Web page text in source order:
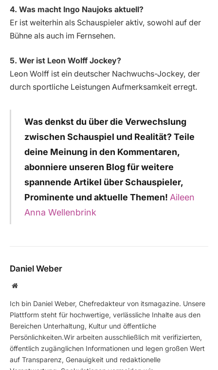
4. Was macht Ingo Naujoks aktuell?
Er ist weiterhin als Schauspieler aktiv, sowohl auf der
Bühne als auch im Fernsehen.
5. Wer ist Leon Wolff Jockey?
Leon Wolff ist ein deutscher Nachwuchs-Jockey, der
durch sportliche Leistungen Aufmerksamkeit erregt.
Was denkst du über die Verwechslung
zwischen Schauspiel und Realität? Teile
deine Meinung in den Kommentaren,
abonniere unseren Blog für weitere
spannende Artikel über Schauspieler,
Prominente und aktuelle Themen! Aileen
Anna Wellenbrink
Daniel Weber
Website
Ich bin Daniel Weber, Chefredakteur von itsmagazine. Unsere
Plattform steht für hochwertige, verlässliche Inhalte aus den
Bereichen Unterhaltung, Kultur und öffentliche
Persönlichkeiten.Wir arbeiten ausschließlich mit verifizierten,
öffentlich zugänglichen Informationen und legen großen Wert
auf Transparenz, Genauigkeit und redaktionelle